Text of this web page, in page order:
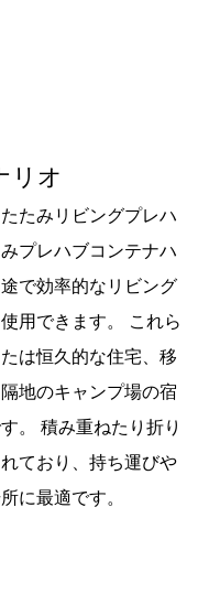
リオ
たみリビングプレハ
プレハブコンテナハ
で効率的なリビング
用できます。 これら
は恒久的な住宅、移
地のキャンプ場の宿
。 積み重ねたり折り
ており、持ち運びや
に最適です。